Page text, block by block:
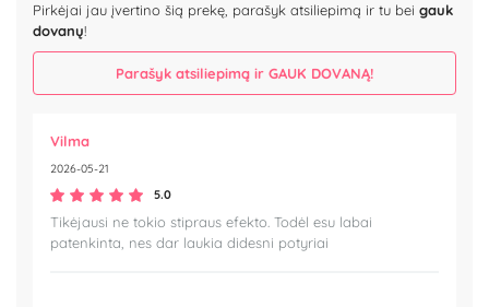
Pirkėjai jau įvertino šią prekę, parašyk atsiliepimą ir tu bei gauk
dovanų!
Parašyk atsiliepimą ir GAUK DOVANĄ!
Vilma
2026-05-21
5.0
Tikėjausi ne tokio stipraus efekto. Todėl esu labai
patenkinta, nes dar laukia didesni potyriai